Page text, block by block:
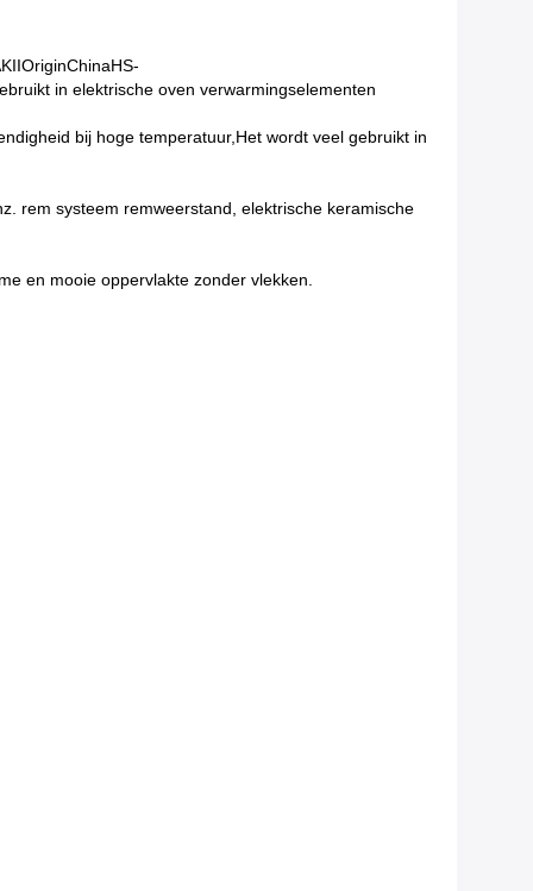
in elektrische oven verwarmingselementen
bij hoge temperatuur,Het wordt veel gebruikt in
rem systeem remweerstand, elektrische keramische
en mooie oppervlakte zonder vlekken.